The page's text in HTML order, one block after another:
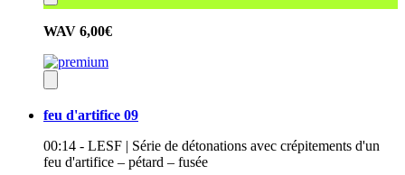
WAV 6,00€
feu d'artifice 09
00:14 - LESF | Série de détonations avec crépitements d'un
feu d'artifice – pétard – fusée